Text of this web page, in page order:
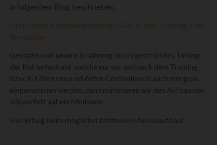
in folgendem Blog beschrieben:
Die richtige Kohlenhydratmenge NACH dem Training: Eine
Revolution
Gestalten wir unsere Ernährung durch geschicktes Timing
der Kohlenhydrate, welche nur vor und nach dem Training
bzw. in Fällen eines erhöhten Cortisollevels auch morgens
eingenommen werden, dann minimieren wir den Aufbau von
Körperfett auf ein Minimum.
Viel Erfolg beim möglichst fettfreien Muskelaufbau!